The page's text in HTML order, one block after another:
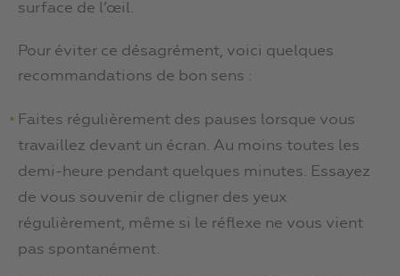
surface de l’œil.
Pour éviter ce désagrément, voici quelques
recommandations de bon sens :
Faites régulièrement des pauses lorsque vous
travaillez devant un écran. Au moins toutes les
demi-heure pendant quelques minutes. Essayez
de vous souvenir de cligner des yeux
régulièrement, même si le réflexe ne vous vient
pas spontanément.